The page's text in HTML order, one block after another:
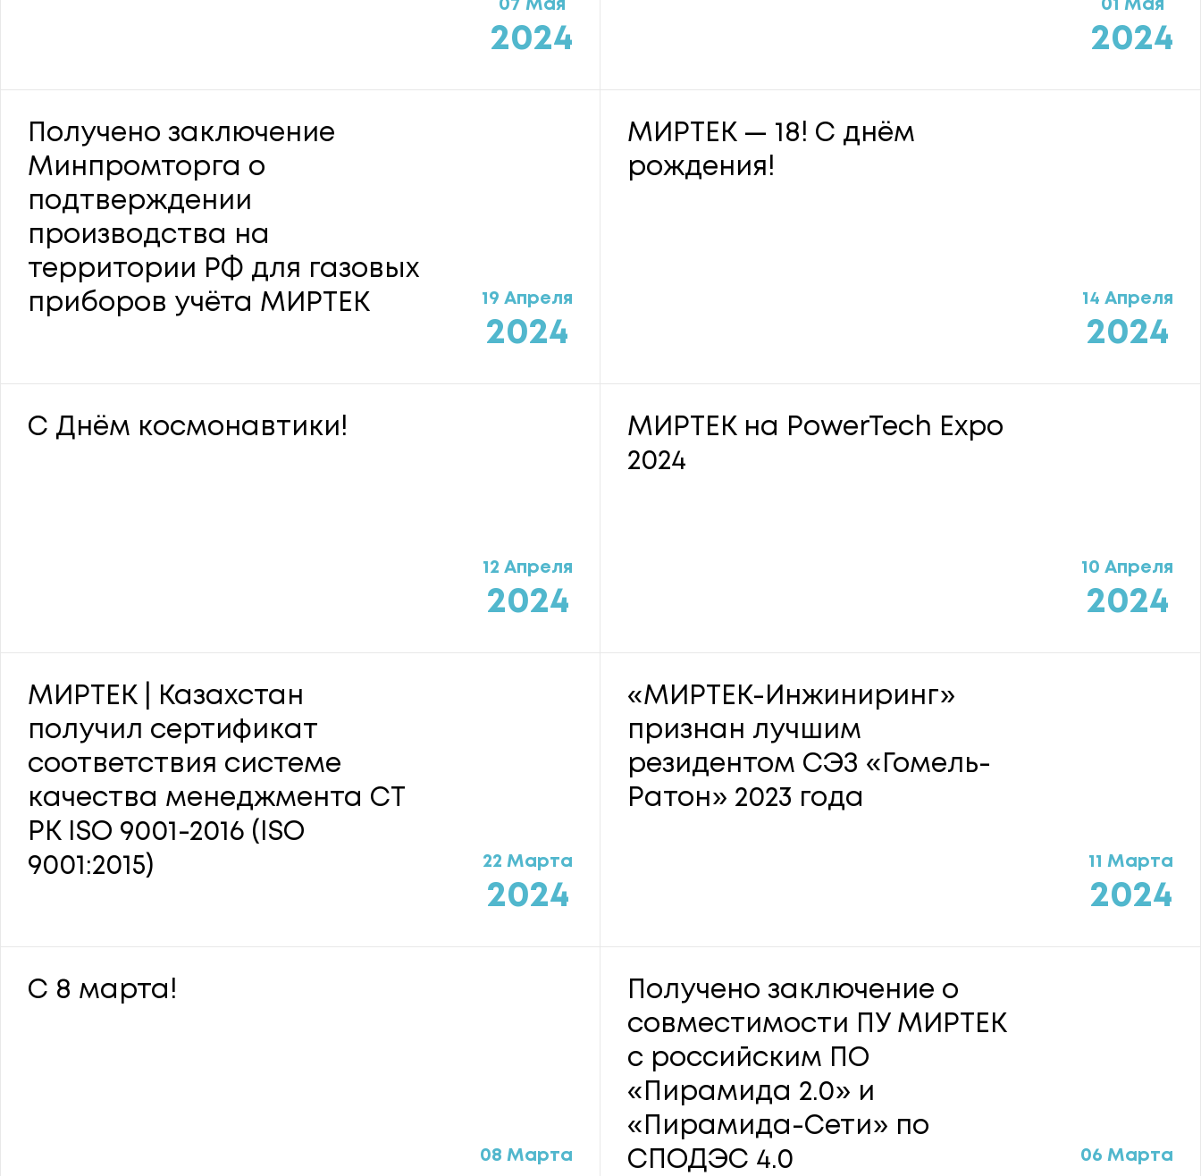
07 Мая
2024
01 Мая
2024
Получено заключение
Минпромторга о
подтверждении
производства на
территории РФ для газовых
приборов учёта МИРТЕК
19 Апреля
2024
МИРТЕК — 18! С днём
рождения!
14 Апреля
2024
С Днём космонавтики!
12 Апреля
2024
МИРТЕК на PowerTech Expo
2024
10 Апреля
2024
МИРТЕК | Казахстан
получил сертификат
соответствия системе
качества менеджмента СТ
РК ISO 9001-2016 (ISO
9001:2015)
22 Марта
2024
«МИРТЕК-Инжиниринг»
признан лучшим
резидентом СЭЗ «Гомель-
Ратон» 2023 года
11 Марта
2024
С 8 марта!
08 Марта
Получено заключение о
совместимости ПУ МИРТЕК
с российским ПО
«Пирамида 2.0» и
«Пирамида-Сети» по
СПОДЭС 4.0
06 Марта